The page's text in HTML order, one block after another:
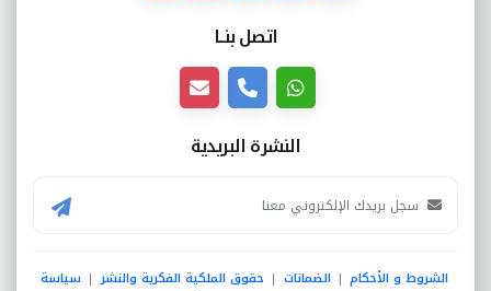
اتصل بنــا
النشرة البريدية
الشروط و الأحكام | الضمانات | حقوق الملكية الفكرية والنشر | سياسة